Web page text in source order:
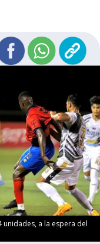
a la espera del